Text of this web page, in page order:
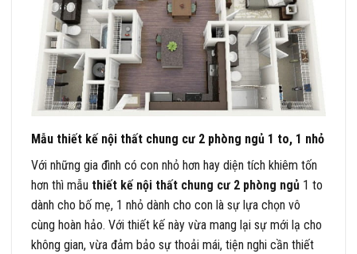
Mẫu thiết kế nội thất chung cư 2 phòng ngủ 1 to, 1 nhỏ
Với những gia đình có con nhỏ hơn hay diện tích khiêm tốn
hơn thì mẫu thiết kế nội thất chung cư 2 phòng ngủ 1 to
dành cho bố mẹ, 1 nhỏ dành cho con là sự lựa chọn vô
cùng hoàn hảo. Với thiết kế này vừa mang lại sự mới lạ cho
không gian, vừa đảm bảo sự thoải mái, tiện nghi cần thiết